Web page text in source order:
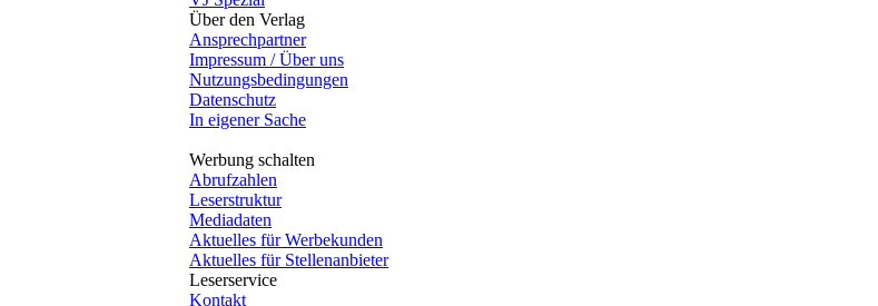
Über den Verlag
Ansprechpartner
Impressum / Über uns
Nutzungsbedingungen
Datenschutz
In eigener Sache
Werbung schalten
Abrufzahlen
Leserstruktur
Mediadaten
Aktuelles für Werbekunden
Aktuelles für Stellenanbieter
Leserservice
Kontakt